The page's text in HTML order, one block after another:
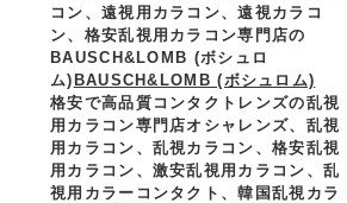
コン、遠視用カラコン、遠視カラコ
ン、格安乱視用カラコン専門店の
BAUSCH&LOMB (ボシュロ
ム) BAUSCH&LOMB (ボシュロム)
格安で高品質コンタクトレンズの乱視
用カラコン専門店オシャレンズ、乱視
用カラコン、乱視カラコン、格安乱視
用カラコン、激安乱視用カラコン、乱
視用カラーコンタクト、韓国乱視カラ